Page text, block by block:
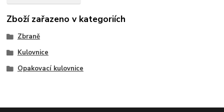
Zboží zařazeno v kategoriích
Zbraně
Kulovnice
Opakovací kulovnice